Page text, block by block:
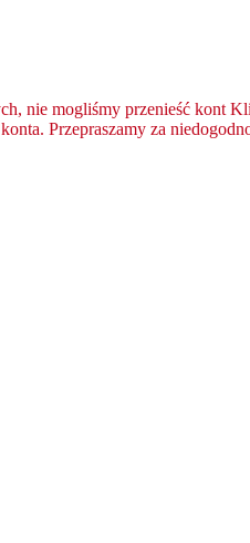
nie mogliśmy przenieść kont
Przepraszamy za